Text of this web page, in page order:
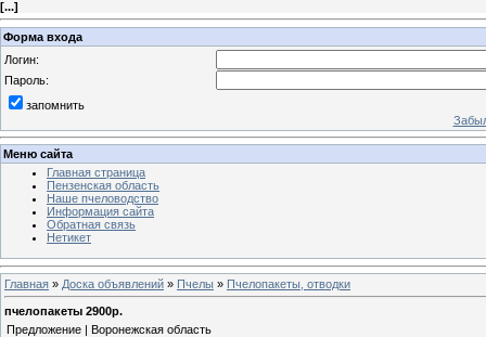
[...]
Форма входа
Логин:
Пароль:
запомнить
Меню сайта
Главная страница
Пензенская область
Наше пчеловодство
Информация сайта
Обратная связь
Нетикет
Главная » Доска объявлений » Пчелы » Пчелопакеты, отводки
пчелопакеты 2900р.
Предложение | Воронежская область